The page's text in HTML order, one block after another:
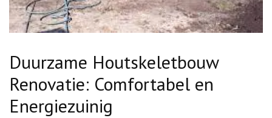
Duurzame Houtskeletbouw
Renovatie: Comfortabel en
Energiezuinig